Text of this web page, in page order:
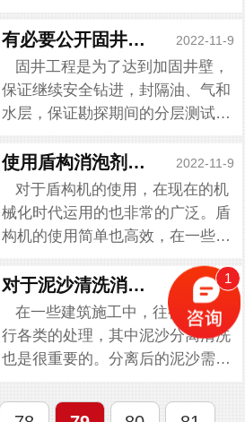
碘水中萃取碘，就是采用萃取的方
法。萃取法常用于从水溶液中提取
有价金属或作为溶液净化的一种手
段。在这...
有必要公开固井消泡剂的作用原理 2022-11-9
固井工程是为了达到加固井壁，
保证继续安全钻进，封隔油、气和
水层，保证勘探期间的分层测试及
等目的而下入优质钢管，并在井筒
与钢管环空充填好水泥的作业。然
而固井消泡剂就经常被提起，...
使用盾构消泡剂时需要注意什么 2022-11-9
对于盾构机的使用，在现在的机
械化时代运用的也非常的广泛。盾
构机的使用简单也高效，在一些隧
盾构工程在前期挖掘后，抽上来的
污水，需要处理后进行循环利用。
处理过程泡沫却成了常态，需...
对于泥沙清洗消泡剂消泡原理的认识 2022-11-9
在一些建筑施工中，往往需要进
行各类的处理，其中泥沙分离清洗
也是很重要的。分离后的泥沙需要
影响到施工后的墙体质量问题，也
1